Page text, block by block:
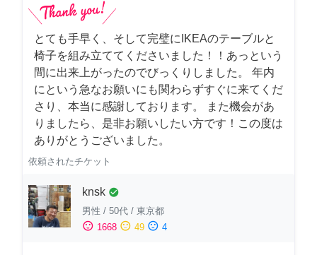
とても手早く、そして完璧にIKEAのテーブルと
椅子を組み立ててくださいました！！あっという
間に出来上がったのでびっくりしました。 年内
にという急なお願いにも関わらずすぐに来てくだ
さり、本当に感謝しております。 また機会があ
りましたら、是非お願いしたい方です！この度は
ありがとうございました。
依頼されたチケット
knsk check_circle
男性 / 50代 / 東京都
sentiment_satisfied 1668 sentiment_neutral 49 sentiment_dissatisfied 4